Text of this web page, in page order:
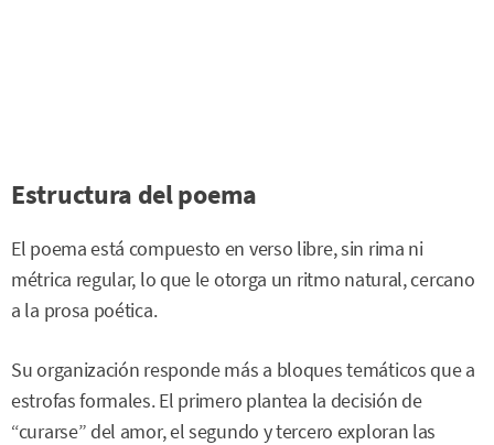
Estructura del poema
El poema está compuesto en verso libre, sin rima ni
métrica regular, lo que le otorga un ritmo natural, cercano
a la prosa poética.
Su organización responde más a bloques temáticos que a
estrofas formales. El primero plantea la decisión de
“curarse” del amor, el segundo y tercero exploran las